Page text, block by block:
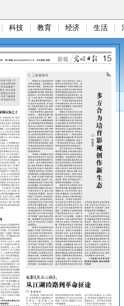
科技 教育 经济 生活